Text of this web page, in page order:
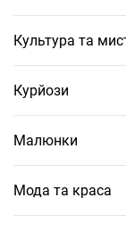
Культура та
Курйози
Малюнки
Мода та краса